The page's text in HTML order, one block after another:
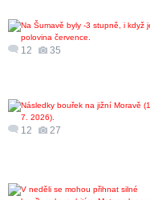
12 35
12 27